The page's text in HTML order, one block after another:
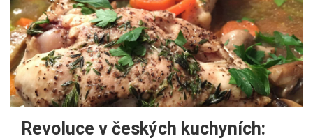
Revoluce v českých kuchyních: